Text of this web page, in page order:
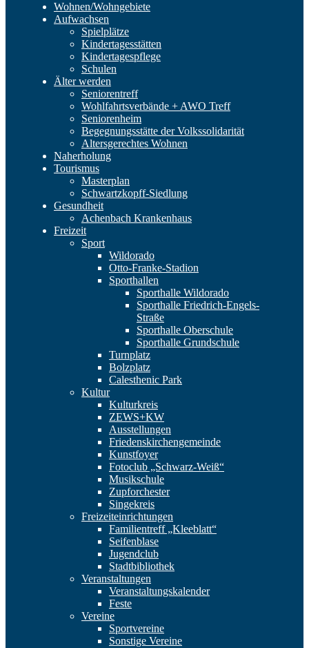
Wohnen/Wohngebiete
Aufwachsen
Spielplätze
Kindertagesstätten
Kindertagespflege
Schulen
Älter werden
Seniorentreff
Wohlfahrtsverbände + AWO Treff
Seniorenheim
Begegnungsstätte der Volkssolidarität
Altersgerechtes Wohnen
Naherholung
Tourismus
Masterplan
Schwartzkopff-Siedlung
Gesundheit
Achenbach Krankenhaus
Freizeit
Sport
Wildorado
Otto-Franke-Stadion
Sporthallen
Sporthalle Wildorado
Sporthalle Friedrich-Engels-
Straße
Sporthalle Oberschule
Sporthalle Grundschule
Turnplatz
Bolzplatz
Calesthenic Park
Kultur
Kulturkreis
ZEWS+KW
Ausstellungen
Friedenskirchengemeinde
Kunstfoyer
Fotoclub „Schwarz-Weiß“
Musikschule
Zupforchester
Singekreis
Freizeiteinrichtungen
Familientreff „Kleeblatt“
Seifenblase
Jugendclub
Stadtbibliothek
Veranstaltungen
Veranstaltungskalender
Feste
Vereine
Sportvereine
Sonstige Vereine